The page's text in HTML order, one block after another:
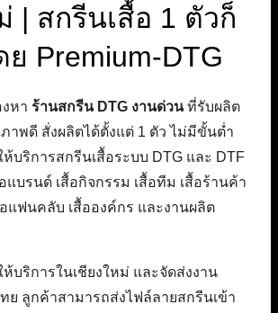
| สกรีนเสื้อ 1 ตัวก็
Premium-DTG
หา ร้านสกรีน DTG งานด่วนที่รับผลิต
าพดี สั่งผลิตได้ตั้งแต่ 1 ตัว ไม่มีขั้นต่ำ
ห้บริการสกรีนเสื้อระบบ DTG และ DTF
แบรนด์ เสื้อกิจกรรม เสื้อทีม เสื้อร้านค้า
อแฟนคลับ เสื้อองค์กร และงานผลิต
ห้บริการในเชียงใหม่ และจัดส่งงาน
ย ลูกค้าสามารถส่งไฟล์ลายสกรีนเข้า